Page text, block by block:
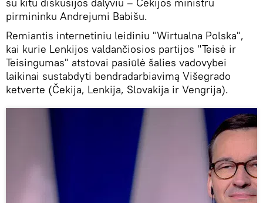
pirmininku Andrejumi Babišu.
Remiantis internetiniu leidiniu "Wirtualna Polska",
kai kurie Lenkijos valdančiosios partijos "Teisė ir
Teisingumas" atstovai pasiūlė šalies vadovybei
laikinai sustabdyti bendradarbiavimą Višegrado
ketverte (Čekija, Lenkija, Slovakija ir Vengrija).